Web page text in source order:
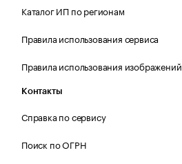
Каталог ИП по регионам
Правила использования сервиса
Правила использования изображений
Контакты
Справка по сервису
Поиск по ОГРН